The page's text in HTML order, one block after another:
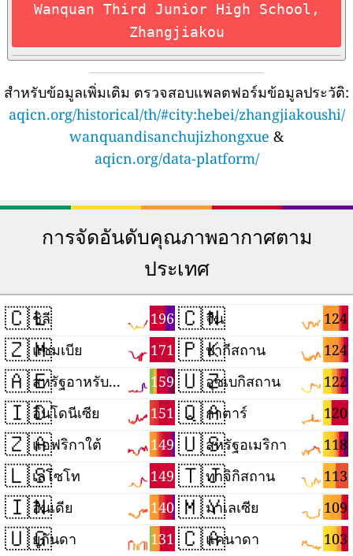
Wanquan Third Junior High School,
Zhangjiakou
สำหรับข้อมูลเพิ่มเติม ตรวจสอบแพลตฟอร์มข้อมูลประวัติ:
aqicn.org/historical/th/#city:hebei/zhangjiakoushi/
wanquandisanchujizhongxue &
aqicn.org/data-platform/
การจัดอันดับคุณภาพอากาศตาม
ประเทศ
🇨🇱 196
ชิลี
🇿🇲 171
แซมเบีย
🇦🇪 159
สหรัฐอาหรับเอมิเรตส์
🇮🇩 151
อินโดนีเซีย
🇿🇦 149
แอฟริกาใต้
🇱🇸 149
เลโซโท
🇮🇳 140
อินเดีย
🇺🇬 131
ยูกันดา
🇨🇳 124
จีน
🇵🇰 124
ปากีสถาน
🇺🇿 122
อุซเบกิสถาน
🇶🇦 120
กาตาร์
🇺🇸 118
สหรัฐอเมริกา
🇹🇯 113
ทาจิกิสถาน
🇲🇾 109
มาเลเซีย
🇨🇦 103
แคนาดา